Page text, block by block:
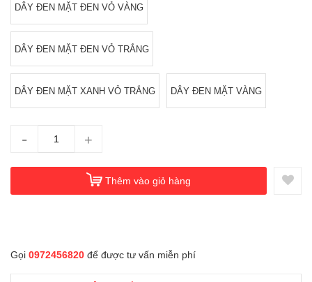
DÂY ĐEN MẶT ĐEN VỎ VÀNG
DÂY ĐEN MẶT ĐEN VỎ TRẮNG
DÂY ĐEN MẶT XANH VỎ TRẮNG DÂY ĐEN MẶT VÀNG
- +
Thêm vào giỏ hàng
Gọi 0972456820 để được tư vấn miễn phí